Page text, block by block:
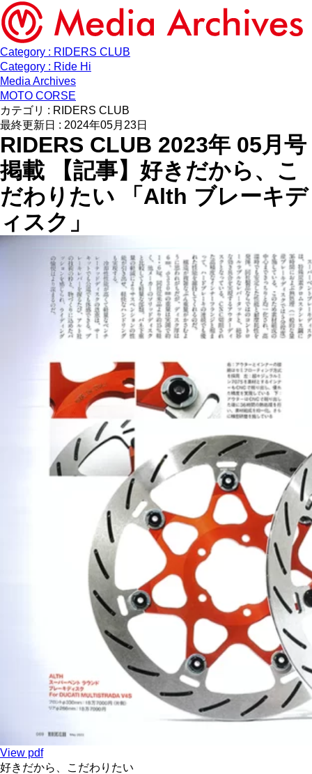
Category : RIDERS CLUB
Category : Ride Hi
Media Archives
MOTO CORSE
カテゴリ : RIDERS CLUB
最終更新日 : 2024年05月23日
RIDERS CLUB 2023年 05月号
掲載 【記事】好きだから、こ
だわりたい 「Alth ブレーキデ
ィスク」
View pdf
好きだから、こだわりたい